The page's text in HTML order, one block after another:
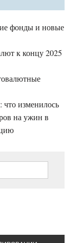
фонды и новые
к концу 2025
что изменилось
на ужин в